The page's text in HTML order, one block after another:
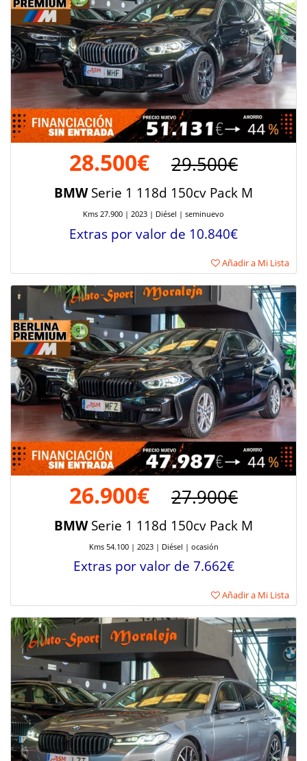
28.500€ 29.500€
BMWSerie 1 118d 150cv Pack M
Kms 27.900 | 2023 | Diésel | seminuevo
Extras por valor de 10.840€
Añadir a Mi Lista
26.900€ 27.900€
BMWSerie 1 118d 150cv Pack M
Kms 54.100 | 2023 | Diésel | ocasión
Extras por valor de 7.662€
Añadir a Mi Lista